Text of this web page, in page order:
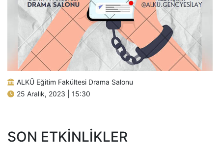
ALKÜ Eğitim Fakültesi Drama Salonu
25 Aralık, 2023 | 15:30
SON ETKINLIKLER